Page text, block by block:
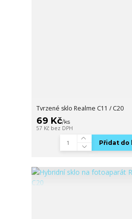
Tvrzené sklo Realme C11 / C20
69 Kč/ks
57 Kč bez DPH
Přidat do